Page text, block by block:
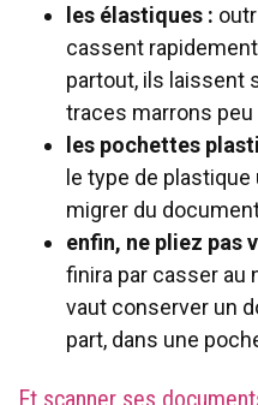
les élastiques :
cassent
partout, ils laissent
traces marrons peu
les pochettes
le type de plastique
migrer du
enfin, ne pliez pas
finira par casser au
vaut conserver un
part, dans une
Et scanner ses